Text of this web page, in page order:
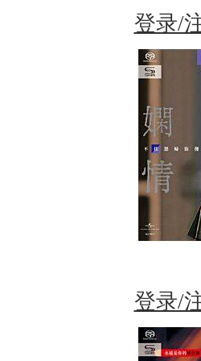
登录/
登录/